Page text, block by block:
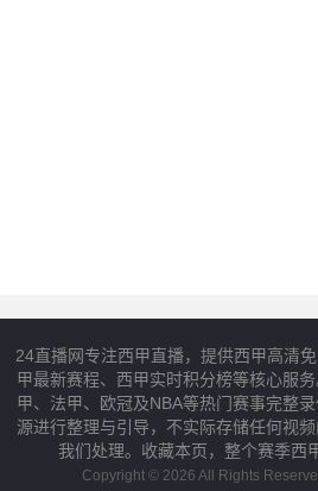
24直播网专注西甲直播，提供西甲高清
甲最新赛程、西甲实时积分榜等核心服
甲、法甲、欧冠及NBA等热门赛事完整
源进行整理与引导，不实际存储任何视
我们处理。收藏本页，整个赛季西
Copyright © 2026 All Rights